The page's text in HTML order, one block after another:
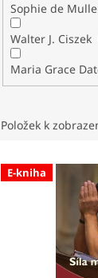
Sophie de
Walter J. Ciszek
Maria Grace
Položek k
V E-kniha